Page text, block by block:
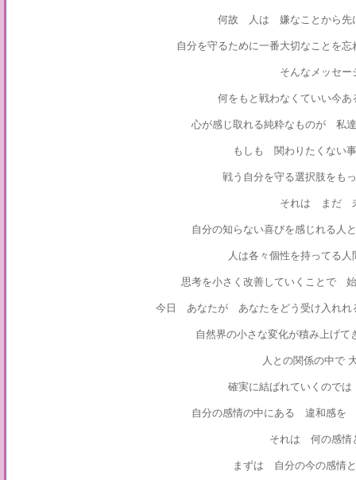
何故 人は 嫌なことから先
自分を守るために一番大切なことを
そんなメッセー
何をもと戦わなくていい今
心が感じ取れる純粋なものが 私
もしも 関わりたくない
戦う自分を守る選択肢をも
それは まだ
自分の知らない喜びを感じれる人
人は各々個性を持ってる
思考を小さく改善していくことで
今日 あなたが あなたをどう受け入れれ
自然界の小さな変化が積み上げて
人との関係の中で
確実に結ばれていくので
自分の感情の中にある 違和感を
それは 何の感
まずは 自分の今の感情